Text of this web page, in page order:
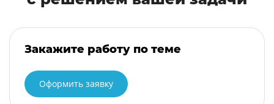
Закажите работу по теме
Оформить заявку